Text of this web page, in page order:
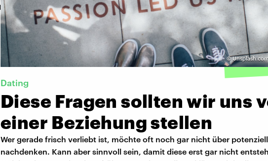
©
Dating
Diese Fragen sollten wir uns
einer Beziehung stellen
Wer gerade frisch verliebt ist, möchte oft noch gar nicht über
nachdenken. Kann aber sinnvoll sein, damit diese erst gar nicht